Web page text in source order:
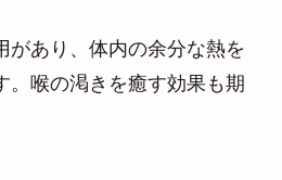
があり、体内の余分な熱を
。喉の渇きを癒す効果も期